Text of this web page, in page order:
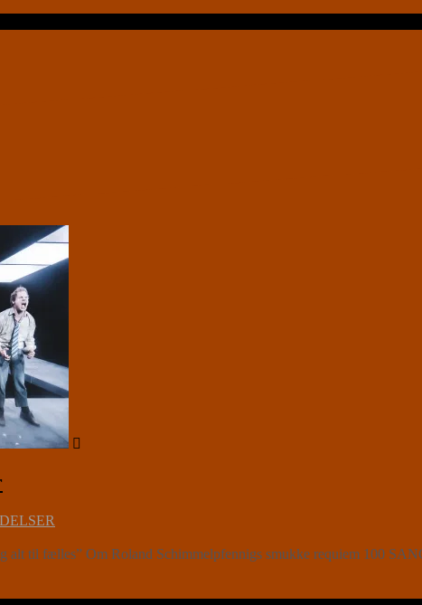
alt til fælles” Om Roland Schimmelpfennigs smukke requiem 100